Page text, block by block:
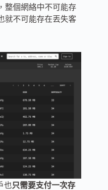
整個網絡中不可能存
就不可能存在丟失客
也只需要支付一次存